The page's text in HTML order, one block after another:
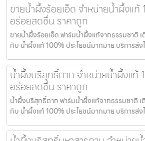
ขายน้ำผึ้งร้อยเอ็ด จำหน่ายน้ำผึ้งแ
อร่อยสดชื่น ราคาถูก
ขายน้ำผึ้งร้อยเอ็ด ฟาร์มน้ำผึ้งแท้จากธรรมชาติ
กับ น้ำผึ้งแท้ 100% ประโยชน์มากมาย บริการส่ง
น้ำผึ้งบริสุทธิ์ตาก จำหน่ายน้ำผึ้งแท้
อร่อยสดชื่น ราคาถูก
น้ำผึ้งบริสุทธิ์ตาก ฟาร์มน้ำผึ้งแท้จากธรรมชาติ
กับ น้ำผึ้งแท้ 100% ประโยชน์มากมาย บริการส่ง